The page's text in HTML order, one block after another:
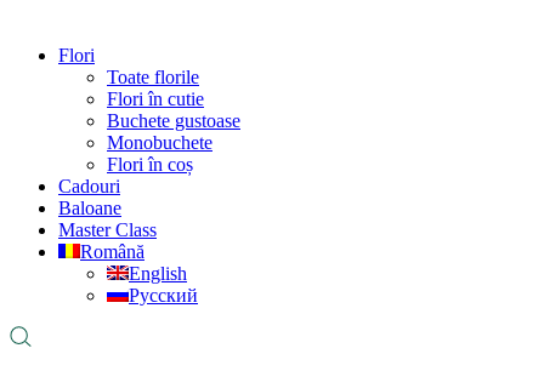
Flori
Toate florile
Flori în cutie
Buchete gustoase
Monobuchete
Flori în coș
Cadouri
Baloane
Master Class
Română
English
Русский